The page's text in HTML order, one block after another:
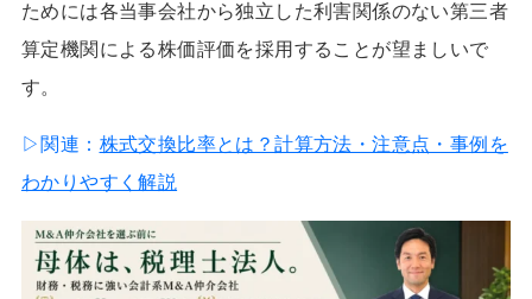
ためには各当事会社から独立した利害関係のない第三者
算定機関による株価評価を採用することが望ましいで
す。
▷関連： 株式交換比率とは？計算方法・注意点・事例を
わかりやすく解説